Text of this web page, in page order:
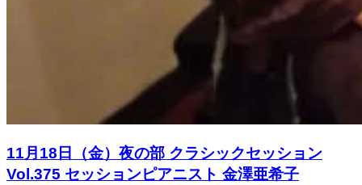
11月18日（金）夜の部 クラシックセッション
Vol.375 セッションピアニスト 金澤亜希子